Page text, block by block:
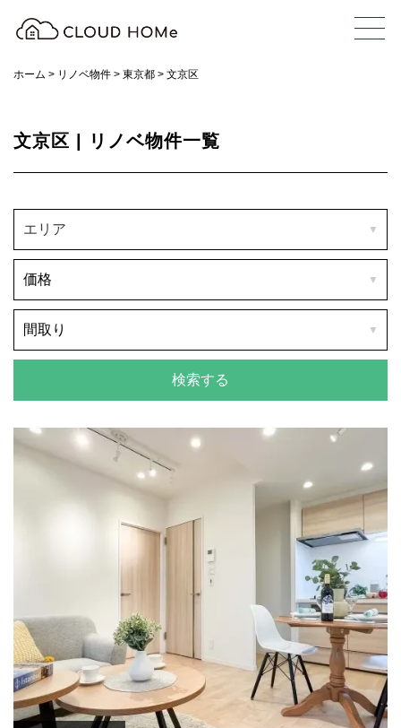
ホーム > リノベ物件 > 東京都 > 文京区
文京区 | リノベ物件一覧
エリア